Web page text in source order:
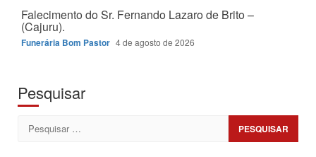
Falecimento do Sr. Fernando Lazaro de Brito –
(Cajuru).
Funerária Bom Pastor 4 de agosto de 2026
Pesquisar
Pesquisar